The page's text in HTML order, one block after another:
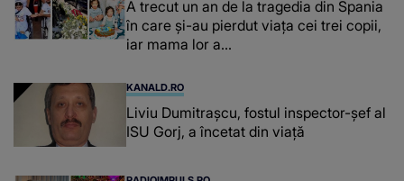
A trecut un an de la tragedia din Spania
în care și-au pierdut viața cei trei copii,
iar mama lor a…
KANALD.RO
Liviu Dumitrașcu, fostul inspector-șef al
ISU Gorj, a încetat din viață